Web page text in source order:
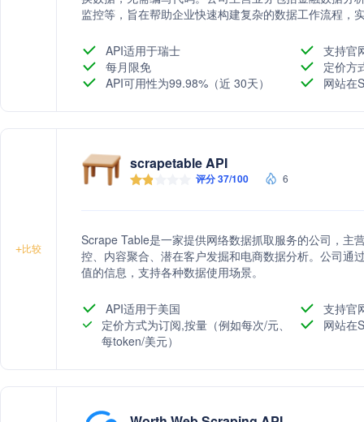
监控等，旨在帮助企业快速构建复杂的数据工作流程，
API适用于瑞士
支持官
每月限免
定价方
API可用性为99.98%（近 30天）
网站在
+比较
scrapetable API
评分 37/100 6
Scrape Table是一家提供网络数据抓取服务的公司，主
控、内容聚合、潜在客户发掘和电商数据分析。公司通
值的信息，支持各种数据使用场景。
API适用于美国
支持官
定价方式为订阅,按量（例如每次/元、
每token/美元）
网站在